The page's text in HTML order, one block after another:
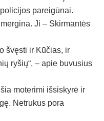
pareigūnai.
Ji – Skirmantės
švęsti ir Kūčias, ir
ryšių“, – apie buvusius
moterimi išsiskyrė ir
Netrukus pora